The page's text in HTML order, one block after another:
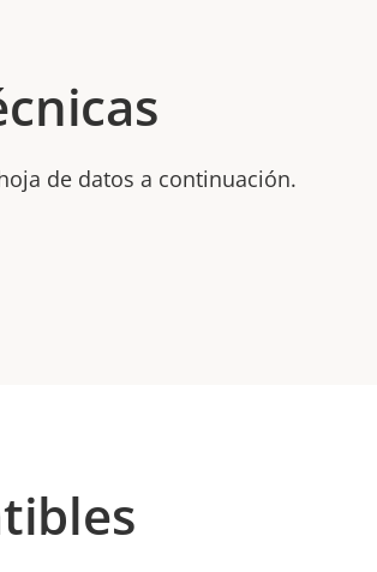
de datos a continuación.